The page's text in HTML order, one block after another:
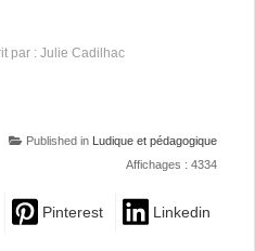
par : Julie Cadilhac
Published in
Ludique et pédagogique
Affichages : 4334
Pinterest Linkedin